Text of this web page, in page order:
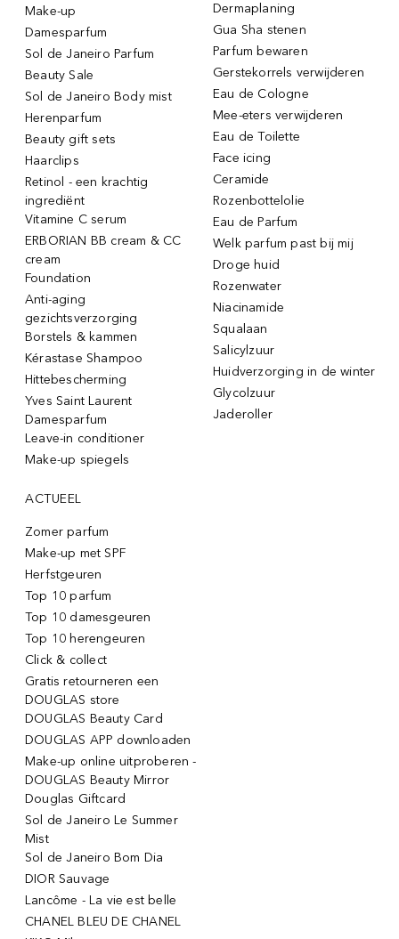
Make-up
Damesparfum
Sol de Janeiro Parfum
Beauty Sale
Sol de Janeiro Body mist
Herenparfum
Beauty gift sets
Haarclips
Retinol - een krachtig
ingrediënt
Vitamine C serum
ERBORIAN BB cream & CC
cream
Foundation
Anti-aging
gezichtsverzorging
Borstels & kammen
Kérastase Shampoo
Hittebescherming
Yves Saint Laurent
Damesparfum
Leave-in conditioner
Make-up spiegels
Dermaplaning
Gua Sha stenen
Parfum bewaren
Gerstekorrels verwijderen
Eau de Cologne
Mee-eters verwijderen
Eau de Toilette
Face icing
Ceramide
Rozenbottelolie
Eau de Parfum
Welk parfum past bij mij
Droge huid
Rozenwater
Niacinamide
Squalaan
Salicylzuur
Huidverzorging in de winter
Glycolzuur
Jaderoller
ACTUEEL
Zomer parfum
Make-up met SPF
Herfstgeuren
Top 10 parfum
Top 10 damesgeuren
Top 10 herengeuren
Click & collect
Gratis retourneren een
DOUGLAS store
DOUGLAS Beauty Card
DOUGLAS APP downloaden
Make-up online uitproberen -
DOUGLAS Beauty Mirror
Douglas Giftcard
Sol de Janeiro Le Summer
Mist
Sol de Janeiro Bom Dia
DIOR Sauvage
Lancôme - La vie est belle
CHANEL BLEU DE CHANEL